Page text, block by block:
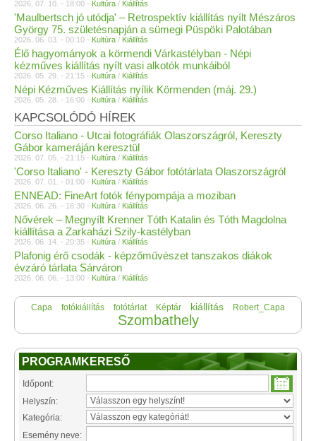
2026. 07. 10. - 18:00 - Kultúra / Kiállítás
'Maulbertsch jó utódja' – Retrospektív kiállítás nyílt Mészáros
György 75. születésnapján a sümegi Püspöki Palotában
2026. 06. 03. - 00:10 - Kultúra / Kiállítás
Élő hagyományok a körmendi Várkastélyban - Népi
kézműves kiállítás nyílt vasi alkotók munkáiból
2026. 05. 29. - 21:15 - Kultúra / Kiállítás
Népi Kézműves Kiállítás nyílik Körmenden (máj. 29.)
2026. 05. 28. - 16:00 - Kultúra / Kiállítás
KAPCSOLÓDÓ HÍREK
Corso Italiano - Utcai fotográfiák Olaszországról, Kereszty
Gábor kameráján keresztül
2026. 07. 05. - 21:15 - Kultúra / Kiállítás
'Corso Italiano' - Kereszty Gábor fotótárlata Olaszországról
2026. 07. 01. - 01:00 - Kultúra / Kiállítás
ENNEAD: FineArt fotók fénypompája a moziban
2026. 06. 26. - 16:30 - Kultúra / Kiállítás
Nővérek – Megnyílt Krenner Tóth Katalin és Tóth Magdolna
kiállítása a Zarkaházi Szily-kastélyban
2026. 06. 14. - 20:35 - Kultúra / Kiállítás
Plafonig érő csodák - képzőművészet tanszakos diákok
évzáró tárlata Sárváron
2026. 06. 06. - 13:00 - Kultúra / Kiállítás
Capa fotókiállítás fotótárlat Képtár kiállítás Robert_Capa
Szombathely
PROGRAMKERESŐ
Időpont:
Helyszín:
Kategória:
Esemény neve: